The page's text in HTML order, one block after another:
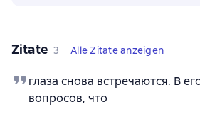
Zitate 3 Alle Zitate anzeigen
глаза снова встречаются. В
вопросов, что